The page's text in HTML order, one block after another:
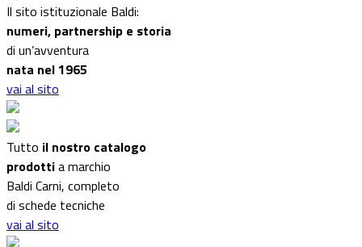
Il sito istituzionale Baldi:
numeri, partnership e storia
di un’avventura
nata nel 1965
vai al sito
Tutto il nostro catalogo
prodottia marchio
Baldi Carni, completo
di schede tecniche
vai al sito